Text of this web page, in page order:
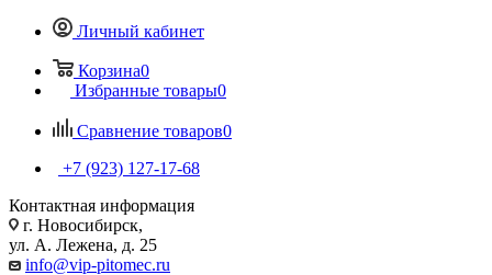
Личный кабинет
Корзина0
Избранные товары0
Сравнение товаров0
+7 (923) 127-17-68
Контактная информация
г. Новосибирск,
ул. А. Лежена, д. 25
info@vip-pitomec.ru